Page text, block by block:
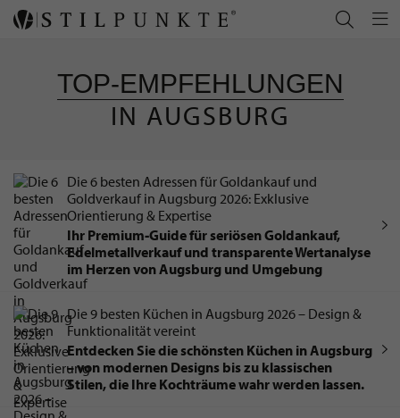
TOP-EMPFEHLUNGEN
IN AUGSBURG
Die 6 besten Adressen für Goldankauf und
Goldverkauf in Augsburg 2026: Exklusive
Orientierung & Expertise
Ihr Premium‑Guide für seriösen Goldankauf,
Edelmetallverkauf und transparente Wertanalyse
im Herzen von Augsburg und Umgebung
Die 9 besten Küchen in Augsburg 2026 – Design &
Funktionalität vereint
Entdecken Sie die schönsten Küchen in Augsburg
– von modernen Designs bis zu klassischen
Stilen, die Ihre Kochträume wahr werden lassen.